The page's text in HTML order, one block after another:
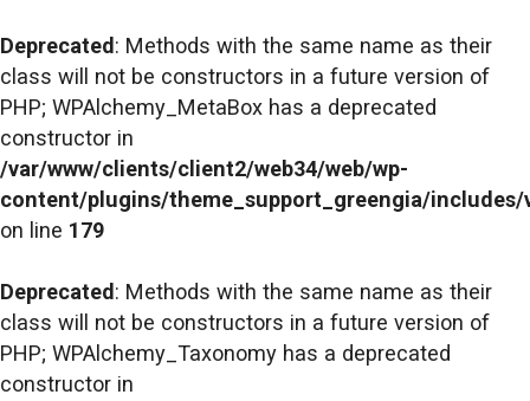
Deprecated : Methods with the same name as their
class will not be constructors in a future version of
PHP; WPAlchemy_MetaBox has a deprecated
constructor in
/var/www/clients/client2/web34/web/wp-
content/plugins/theme_support_greengia/
on line 179
Deprecated : Methods with the same name as their
class will not be constructors in a future version of
PHP; WPAlchemy_Taxonomy has a deprecated
constructor in